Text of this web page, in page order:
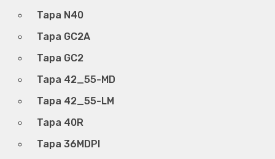
Tapa N40
Tapa GC2A
Tapa GC2
Tapa 42_55-MD
Tapa 42_55-LM
Tapa 40R
Tapa 36MDPI